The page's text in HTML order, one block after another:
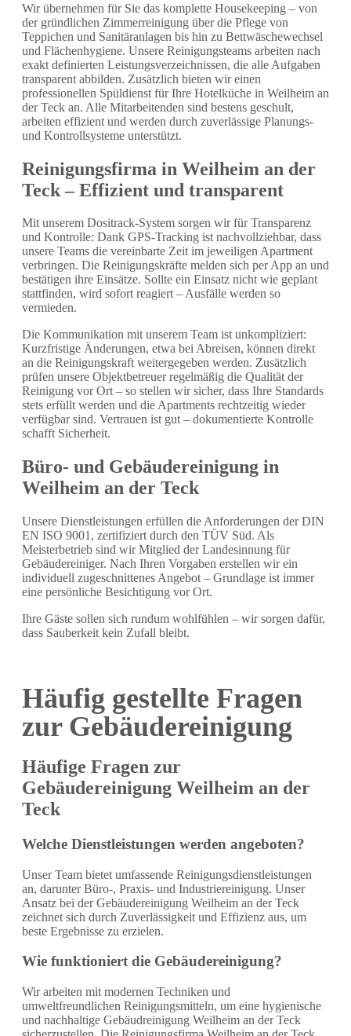
Wir übernehmen für Sie das komplette Housekeeping – von
der gründlichen Zimmerreinigung über die Pflege von
Teppichen und Sanitäranlagen bis hin zu Bettwäschewechsel
und Flächenhygiene. Unsere Reinigungsteams arbeiten nach
exakt definierten Leistungsverzeichnissen, die alle Aufgaben
transparent abbilden. Zusätzlich bieten wir einen
professionellen Spüldienst für Ihre Hotelküche in Weilheim an
der Teck an. Alle Mitarbeitenden sind bestens geschult,
arbeiten effizient und werden durch zuverlässige Planungs-
und Kontrollsysteme unterstützt.
Reinigungsfirma in Weilheim an der
Teck – Effizient und transparent
Mit unserem Dositrack-System sorgen wir für Transparenz
und Kontrolle: Dank GPS-Tracking ist nachvollziehbar, dass
unsere Teams die vereinbarte Zeit im jeweiligen Apartment
verbringen. Die Reinigungskräfte melden sich per App an und
bestätigen ihre Einsätze. Sollte ein Einsatz nicht wie geplant
stattfinden, wird sofort reagiert – Ausfälle werden so
vermieden.
Die Kommunikation mit unserem Team ist unkompliziert:
Kurzfristige Änderungen, etwa bei Abreisen, können direkt
an die Reinigungskraft weitergegeben werden. Zusätzlich
prüfen unsere Objektbetreuer regelmäßig die Qualität der
Reinigung vor Ort – so stellen wir sicher, dass Ihre Standards
stets erfüllt werden und die Apartments rechtzeitig wieder
verfügbar sind. Vertrauen ist gut – dokumentierte Kontrolle
schafft Sicherheit.
Büro- und Gebäudereinigung in
Weilheim an der Teck
Unsere Dienstleistungen erfüllen die Anforderungen der DIN
EN ISO 9001, zertifiziert durch den TÜV Süd. Als
Meisterbetrieb sind wir Mitglied der Landesinnung für
Gebäudereiniger. Nach Ihren Vorgaben erstellen wir ein
individuell zugeschnittenes Angebot – Grundlage ist immer
eine persönliche Besichtigung vor Ort.
Ihre Gäste sollen sich rundum wohlfühlen – wir sorgen dafür,
dass Sauberkeit kein Zufall bleibt.
Häufig gestellte Fragen
zur Gebäudereinigung
Häufige Fragen zur
Gebäudereinigung Weilheim an der
Teck
Welche Dienstleistungen werden angeboten?
Unser Team bietet umfassende Reinigungsdienstleistungen
an, darunter Büro-, Praxis- und Industriereinigung. Unser
Ansatz bei der Gebäudereinigung Weilheim an der Teck
zeichnet sich durch Zuverlässigkeit und Effizienz aus, um
beste Ergebnisse zu erzielen.
Wie funktioniert die Gebäudereinigung?
Wir arbeiten mit modernen Techniken und
umweltfreundlichen Reinigungsmitteln, um eine hygienische
und nachhaltige Gebäudreinigung Weilheim an der Teck